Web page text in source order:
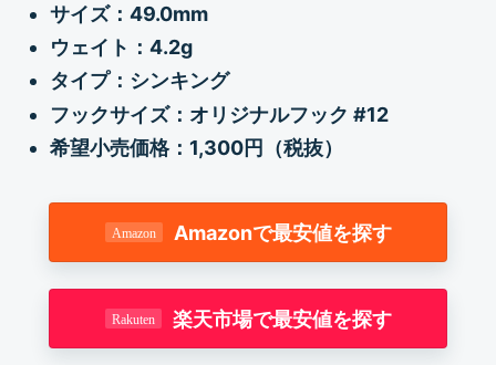
サイズ：49.0mm
ウェイト：4.2g
タイプ：シンキング
フックサイズ：オリジナルフック #12
希望小売価格：1,300円（税抜）
Amazonで最安値を探す
楽天市場で最安値を探す